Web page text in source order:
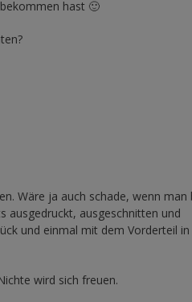
hast 🙂
Wäre ja auch schade, wenn man
ausgedruckt, ausgeschnitten und
und einmal mit dem Vorderteil
wird sich freuen.